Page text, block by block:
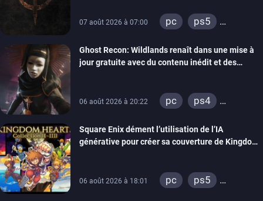
07 août 2026 à 07:00 pc
ps5
switch
ps4
xbox one
Ghost Recon: Wildlands renaît dans une mise à
jour gratuite avec du contenu inédit et des
06 août 2026 à 20:22 pc
ps4
Square Enix dément l’utilisation de l’IA
générative pour créer sa couverture de Kingdom
06 août 2026 à 18:01 pc
ps5